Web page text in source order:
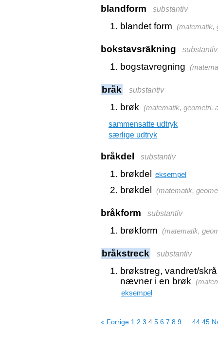
blandform substantiv
blandet form (matematik,
bokstavsräkning substantiv
bogstavregning (
bråk substantiv
brøk (matematik, geometri,
sammensatte udtryk
særlige udtryk
bråkdel substantiv
brøkdel eksempel
brøkdel (matematik,
bråkform substantiv
brøkform (matematik,
bråkstreck substantiv
brøkstreg, vandret/
nævner i en brøk
(
eksempel
« Forrige 1 2 3 4 5 6 7 8 9 44 45